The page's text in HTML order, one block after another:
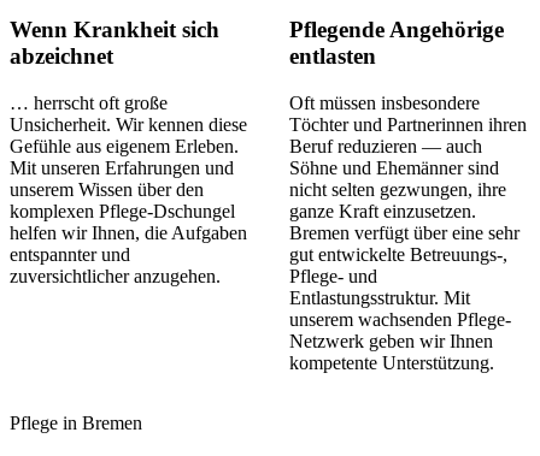
Wenn Krankheit sich
abzeichnet
… herrscht oft große
Unsicherheit. Wir kennen diese
Gefühle aus eigenem Erleben.
Mit unseren Erfahrungen und
unserem Wissen über den
komplexen Pflege-Dschungel
helfen wir Ihnen, die Aufgaben
entspannter und
zuversichtlicher anzugehen.
Pflegende Angehörige
entlasten
Oft müssen insbesondere
Töchter und Partnerinnen ihren
Beruf reduzieren — auch
Söhne und Ehemänner sind
nicht selten gezwungen, ihre
ganze Kraft einzusetzen.
Bremen verfügt über eine sehr
gut entwickelte Betreuungs-,
Pflege- und
Entlastungsstruktur. Mit
unserem wachsenden Pflege-
Netzwerk geben wir Ihnen
kompetente Unterstützung.
Pflege in Bremen